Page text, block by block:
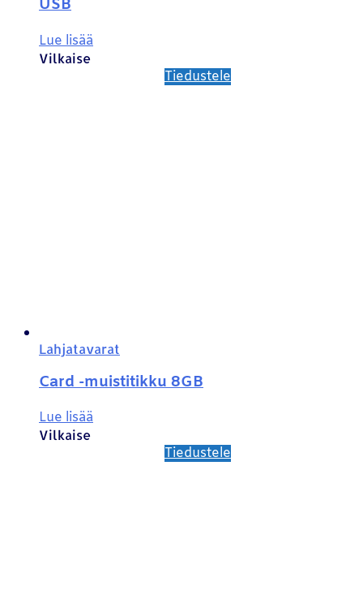
USB
Lue lisää
Vilkaise
Tiedustele
Lahjatavarat
Card -muistitikku 8GB
Lue lisää
Vilkaise
Tiedustele